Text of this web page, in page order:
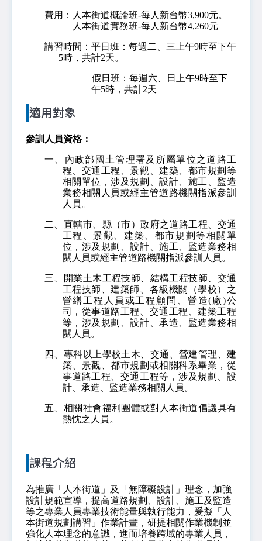
費用：人本街道概論班-每人新台幣3,900元。
人本街道實務班-每人新台幣4,260元
講習時間：平日班：每週二、三上午9時至下午
5時，共計2天。
假日班：每週六、日上午9時至下
午5時，共計2天
適用對象
參訓人員資格：
一、內政部國土管理署及所屬單位之道路工
程、交通工程、景觀、建築、都市規劃等
相關單位，涉及規劃、設計、施工、監造
業務相關人員或經主管道路機關指派參訓
人員。
二、直轄市、縣（市）政府之道路工程、交通
工程、景觀、建築、都市規劃等相關單
位，涉及規劃、設計、施工、監造業務相
關人員或經主管道路機關指派參訓人員。
三、開業土木工程技師、結構工程技師、交通
工程技師、建築師、各級機關（學校）之
營繕工程人員或工程顧問、營造(廠)公
司，從事道路工程、交通工程、建築工程
等，涉及規劃、設計、承造、監造業務相
關人員。
四、專科以上學校土木、交通、營建管理、建
築、景觀、都市規劃或相關科系畢業，從
事道路工程、交通工程等，涉及規劃、設
計、承造、監造業務相關人員。
五、相關社會福利團體或對人本街道倡議具有
熱忱之人員。
課程介紹
為推廣「人本街道」及「無障礙設計」理念，加強
設計規範宣導，提高道路規劃、設計、施工及監造
等之專業人員專業技術能量與執行能力，爰擬「人
本街道規劃講習」作業計畫，研提相關作業機制並
強化人本理念的意識，進而培養跨域的專業人員，